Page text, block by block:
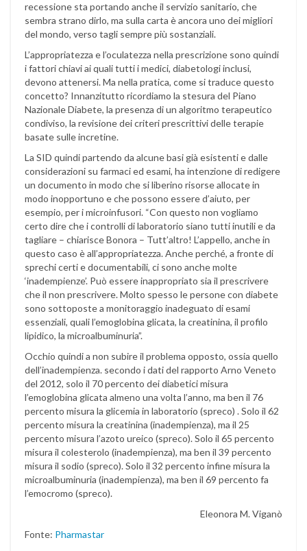
recessione sta portando anche il servizio sanitario, che
sembra strano dirlo, ma sulla carta è ancora uno dei migliori
del mondo, verso tagli sempre più sostanziali.
L’appropriatezza e l’oculatezza nella prescrizione sono quindi
i fattori chiavi ai quali tutti i medici, diabetologi inclusi,
devono attenersi. Ma nella pratica, come si traduce questo
concetto? Innanzitutto ricordiamo la stesura del Piano
Nazionale Diabete, la presenza di un algoritmo terapeutico
condiviso, la revisione dei criteri prescrittivi delle terapie
basate sulle incretine.
La SID quindi partendo da alcune basi già esistenti e dalle
considerazioni su farmaci ed esami, ha intenzione di redigere
un documento in modo che si liberino risorse allocate in
modo inopportuno e che possono essere d’aiuto, per
esempio, per i microinfusori. “Con questo non vogliamo
certo dire che i controlli di laboratorio siano tutti inutili e da
tagliare – chiarisce Bonora – Tutt’altro! L’appello, anche in
questo caso è all’appropriatezza. Anche perché, a fronte di
sprechi certi e documentabili, ci sono anche molte
‘inadempienze’. Può essere inappropriato sia il prescrivere
che il non prescrivere. Molto spesso le persone con diabete
sono sottoposte a monitoraggio inadeguato di esami
essenziali, quali l’emoglobina glicata, la creatinina, il profilo
lipidico, la microalbuminuria”.
Occhio quindi a non subire il problema opposto, ossia quello
dell’inadempienza. secondo i dati del rapporto Arno Veneto
del 2012, solo il 70 percento dei diabetici misura
l’emoglobina glicata almeno una volta l’anno, ma ben il 76
percento misura la glicemia in laboratorio (spreco) . Solo il 62
percento misura la creatinina (inadempienza), ma il 25
percento misura l’azoto ureico (spreco). Solo il 65 percento
misura il colesterolo (inadempienza), ma ben il 39 percento
misura il sodio (spreco). Solo il 32 percento infine misura la
microalbuminuria (inadempienza), ma ben il 69 percento fa
l’emocromo (spreco).
Eleonora M. Viganò
Fonte: Pharmastar